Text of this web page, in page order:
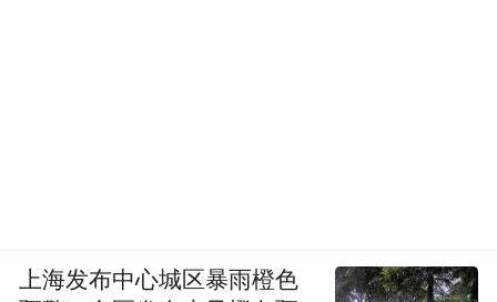
上海发布中心城区暴雨橙色